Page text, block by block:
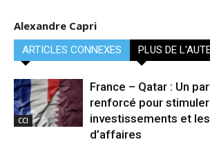
Alexandre Capri
ARTICLES CONNEXES PLUS DE
CCI
France – Qatar : Un
renforcé pour
investissements et
d’affaires